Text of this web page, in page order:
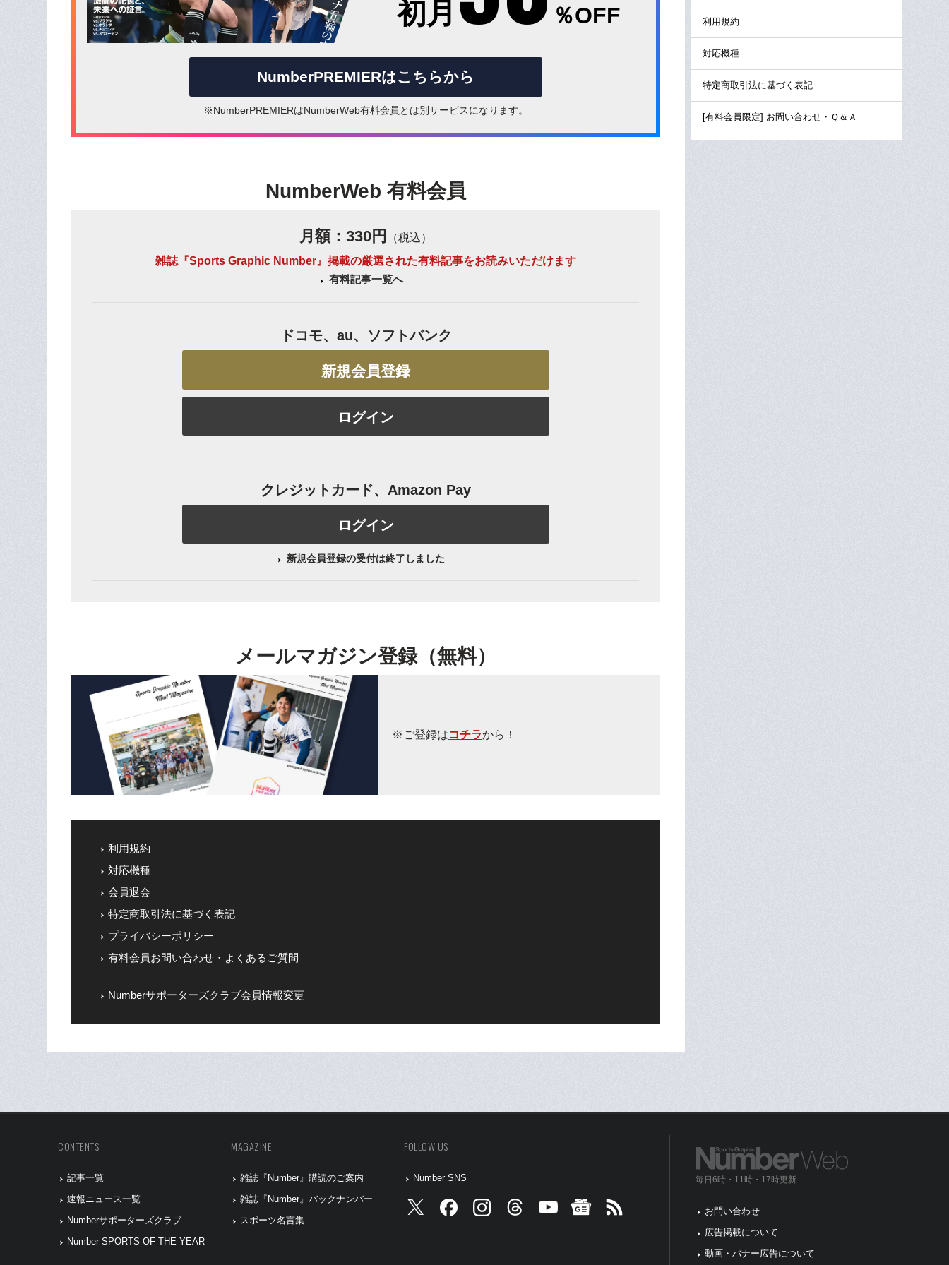
初月 ％OFF
NumberPREMIERはこちらから
※NumberPREMIERはNumberWeb有料会員とは別サービスになります。
NumberWeb 有料会員
月額：330円
（税込）
雑誌『Sports Graphic Number』掲載の厳選された有料記事をお読みいただけます
有料記事一覧へ
ドコモ、au、ソフトバンク
新規会員登録
ログイン
クレジットカード、Amazon Pay
ログイン
新規会員登録の受付は終了しました
メールマガジン登録（無料）
※ご登録はコチラから！
利用規約
対応機種
会員退会
特定商取引法に基づく表記
プライバシーポリシー
有料会員お問い合わせ・よくあるご質問
Numberサポーターズクラブ会員情報変更
利用規約
対応機種
特定商取引法に基づく表記
[有料会員限定] お問い合わせ・Ｑ＆Ａ
CONTENTS
記事一覧
速報ニュース一覧
Numberサポーターズクラブ
Number SPORTS OF THE YEAR
MAGAZINE
雑誌『Number』購読のご案内
雑誌『Number』バックナンバー
スポーツ名言集
FOLLOW US
Number SNS 毎日6時・11時・17時更新
お問い合わせ
広告掲載について
動画・バナー広告について